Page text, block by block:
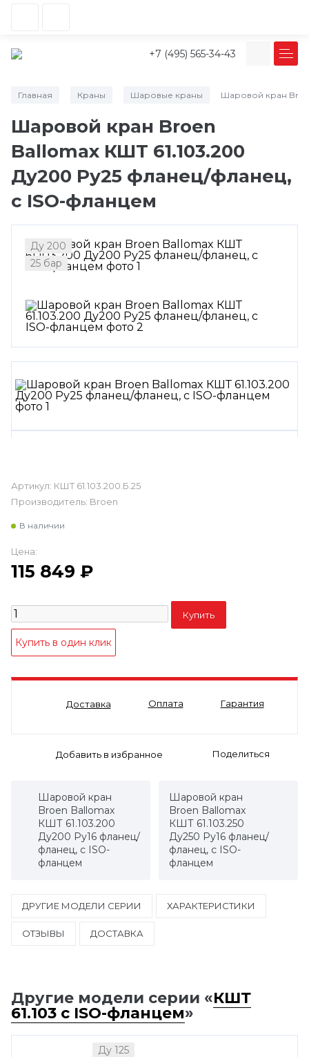
+7 (495) 565-34-43
Главная Краны Шаровые краны Шаровой кран
Шаровой кран Broen
Ballomax КШТ 61.103.200
Ду200 Ру25 фланец/фланец,
с ISO-фланцем
Ду 200
25 бар
Артикул: КШТ 61.103.200.Б.25
Производитель: Broen
В наличии
Цена:
115 849 ₽
Доставка Оплата Гарантия
Поделиться
Шаровой кран
Broen Ballomax
КШТ 61.103.200
Ду200 Ру16 фланец/
фланец, с ISO-
фланцем
Шаровой кран
Broen Ballomax
КШТ 61.103.250
Ду250 Ру16 фланец/
фланец, с ISO-
фланцем
ДРУГИЕ МОДЕЛИ СЕРИИ ХАРАКТЕРИСТИКИ
ОТЗЫВЫ ДОСТАВКА
Другие модели серии «КШТ
61.103 с ISO-фланцем»
Ду 125